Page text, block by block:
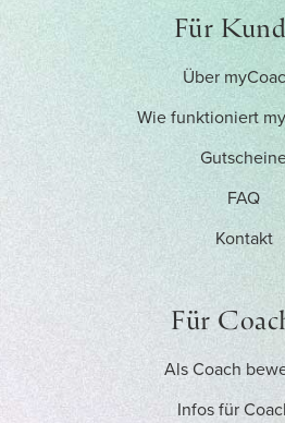
Für
Über
Wie funktioniert
FAQ
Kontakt
Für
Als Coach
Infos für